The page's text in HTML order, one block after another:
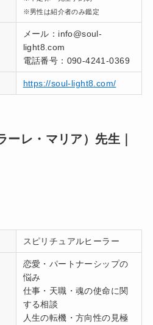
※男性は紹介者のみ鑑定
メール：info@soul-
light8.com
電話番号：090-4241-0369
https://soul-light8.com/
レ・マリア）先生｜
スピリチュアルヒーラー
恋愛・パートナーシップの
悩み
仕事・天職・魂の使命に関
する相談
人生の転機・方向性の見極